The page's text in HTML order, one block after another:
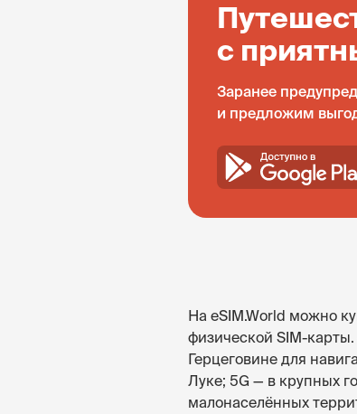
с
Заранее
и предложим
На eSIM.World можно
физической SIM-
Герцеговине для
Луке; 5G — в крупных
малонаселённых